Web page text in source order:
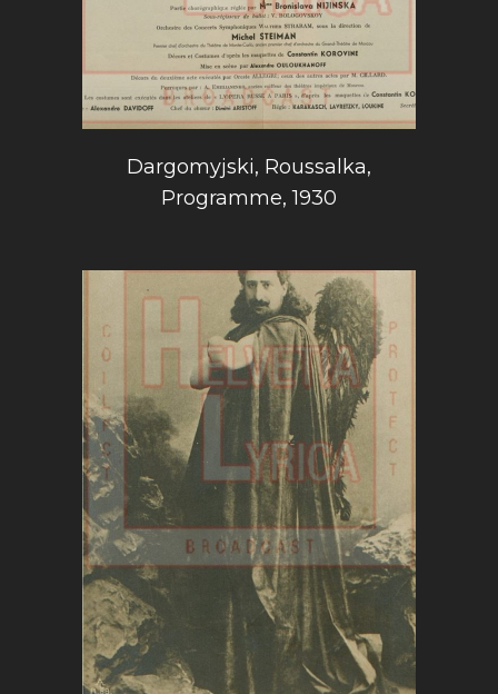
Dargomyjski, Roussalka,
Programme, 1930